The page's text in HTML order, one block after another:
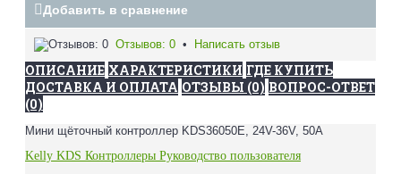
Добавить в сравнение
Отзывов: 0 • Написать отзыв
ОПИСАНИЕ ХАРАКТЕРИСТИКИ ГДЕ КУПИТЬ
ДОСТАВКА И ОПЛАТА ОТЗЫВЫ (0) ВОПРОС-ОТВЕТ
(0)
Мини щёточный контроллер KDS36050E, 24V-36V, 50A
Kelly KDS Контроллеры Руководство пользователя